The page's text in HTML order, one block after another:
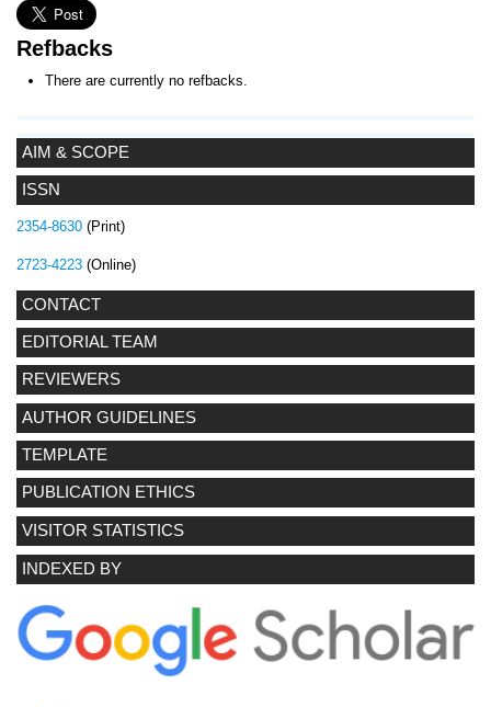
AIM & SCOPE
ISSN
2354-8630 (Print)
2723-4223 (Online)
CONTACT
EDITORIAL TEAM
REVIEWERS
AUTHOR GUIDELINES
TEMPLATE
PUBLICATION ETHICS
VISITOR STATISTICS
INDEXED BY
Refbacks
There are currently no refbacks.